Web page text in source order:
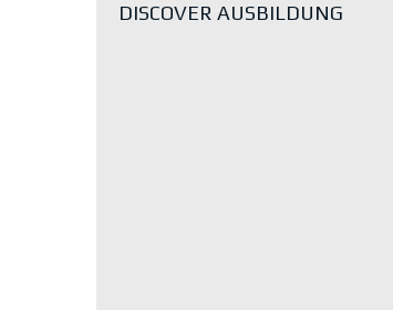
DISCOVER AUSBILDUNG